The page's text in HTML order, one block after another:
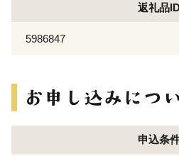
返礼品
5986847
申込条